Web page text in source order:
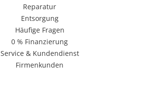
Reparatur
Entsorgung
Häufige Fragen
0 % Finanzierung
Service & Kundendienst
Firmenkunden